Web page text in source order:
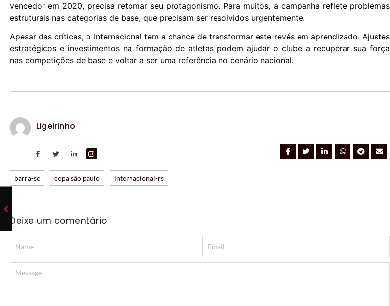
vencedor em 2020, precisa retomar seu protagonismo. Para muitos, a campanha reflete problemas
estruturais nas categorias de base, que precisam ser resolvidos urgentemente.
Apesar das críticas, o Internacional tem a chance de transformar este revés em aprendizado. Ajustes
estratégicos e investimentos na formação de atletas podem ajudar o clube a recuperar sua força
nas competições de base e voltar a ser uma referência no cenário nacional.
Ligeirinho
barra-sc copa são paulo internacional-rs
Deixe um comentário